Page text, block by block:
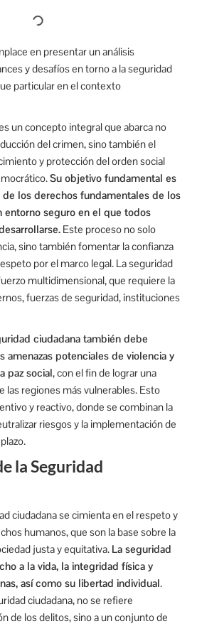
en presentar un análisis
y desafíos en torno a la seguridad
particular en el contexto
un concepto integral que abarca no
del crimen, sino también el
y protección del orden social
Su objetivo fundamental es
los derechos fundamentales de los
entorno seguro en el que todos
Este proceso no solo
sino también fomentar la confianza
por el marco legal. La seguridad
multidimensional, que requiere la
fuerzas de seguridad, instituciones
ciudadana también debe
amenazas potenciales de violencia y
paz social, con el fin de lograr una
las regiones más vulnerables. Esto
y reactivo, donde se combinan la
riesgos y la implementación de
la Seguridad
ciudadana se cimienta en el respeto y
humanos, que son la base sobre la
justa y equitativa. La seguridad
a la vida, la integridad física y
así como su libertad individual.
ciudadana, no se refiere
de los delitos, sino a un conjunto de